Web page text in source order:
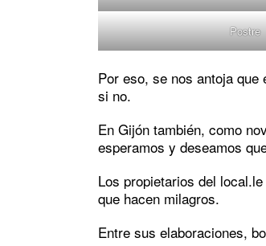
Postre
Por eso, se nos antoja que
si no.
En Gijón también, como
esperamos y deseamos
Los propietarios del
que hacen milagros.
Entre sus elaboraciones,